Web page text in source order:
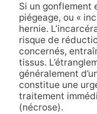
Si un gonflement
piégeage, ou «
hernie.
risque de
concernés,
tissus.
généralement
constitue une
traitement
(nécrose).